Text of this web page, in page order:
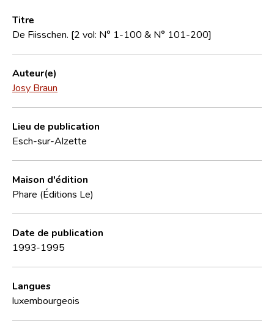
Foire aux questions
CNL
Équipe scientifique
Contact
Titre
De Fiisschen. [2 vol: N° 1-100 & N° 101-200]
Auteur(e)
Josy Braun
Lieu de publication
Esch-sur-Alzette
Maison d'édition
Phare (Éditions Le)
Date de publication
1993-1995
Langues
luxembourgeois